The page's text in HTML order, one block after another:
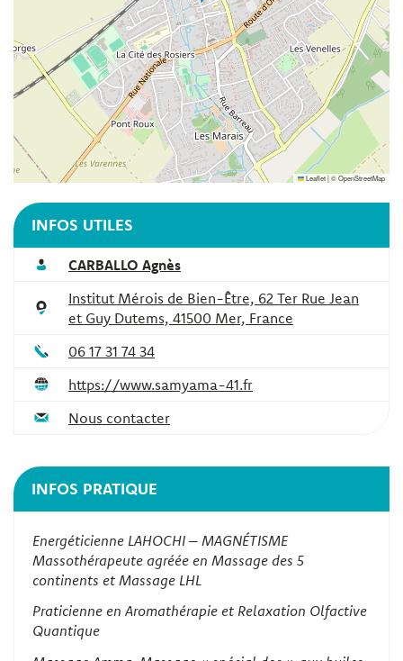
Leaflet|©OpenStreetMap
INFOS UTILES
CARBALLO Agnès
Institut Mérois de Bien-Être, 62 Ter Rue Jean
et Guy Dutems, 41500 Mer, France
06 17 31 74 34
https://www.samyama-41.fr
Nous contacter
INFOS PRATIQUE
Energéticienne LAHOCHI – MAGNÉTISME
Massothérapeute agréée en Massage des 5
continents et Massage LHL
Praticienne en Aromathérapie et Relaxation Olfactive
Quantique